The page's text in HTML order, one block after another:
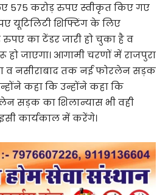
575 करोड़ रुपए स्वीकृत किए गए
यूटिलिटी शिफ्टिंग के लिए
रुपए का टेंडर जारी हो चुका है व
जाएगा। आगामी चरणों में राजपुरा
व नसीराबाद तक नई फोरलेन सड़क
कहा कि उन्होंने कहा कि
सड़क का शिलान्यास भी वही
कार्यकाल में करेंगे।